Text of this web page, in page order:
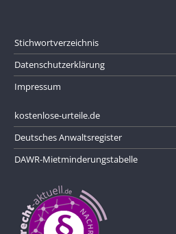
Stichwortverzeichnis
Datenschutzerklärung
Impressum
kostenlose-urteile.de
Deutsches Anwaltsregister
DAWR-Mietminderungstabelle